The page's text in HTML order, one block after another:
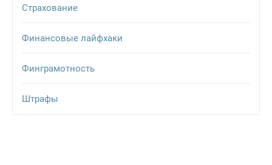
Страхование
Финансовые лайфхаки
Финграмотность
Штрафы